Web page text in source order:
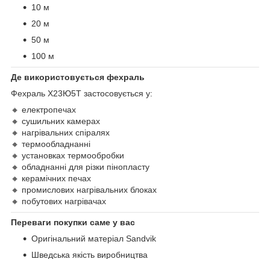
10 м
20 м
50 м
100 м
Де використовується фехраль
Фехраль Х23Ю5Т застосовується у:
🔸 електропечах
🔸 сушильних камерах
🔸 нагрівальних спіралях
🔸 термообладнанні
🔸 установках термообробки
🔸 обладнанні для різки пінопласту
🔸 керамічних печах
🔸 промислових нагрівальних блоках
🔸 побутових нагрівачах
Переваги покупки саме у вас
Оригінальний матеріал Sandvik
Шведська якість виробництва